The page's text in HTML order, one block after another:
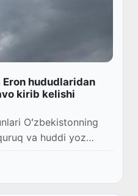
Eron hududlaridan
kirib kelishi
Oʻzbekistonning
va huddi yoz
kutilmoqda,
shuningdek respubl...